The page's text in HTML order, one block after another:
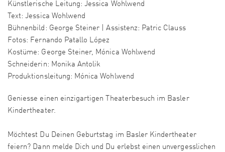
Künstlerische Leitung: Jessica Wohlwend
Text: Jessica Wohlwend
Bühnenbild: George Steiner | Assistenz: Patric Clauss
Fotos: Fernando Patallo López
Kostüme: George Steiner, Mónica Wohlwend
Schneiderin: Monika Antolik
Produktionsleitung: Mónica Wohlwend
Geniesse einen einzigartigen Theaterbesuch im Basler
Kindertheater.
Möchtest Du Deinen Geburtstag im Basler Kindertheater
feiern? Dann melde Dich und Du erlebst einen unvergesslichen